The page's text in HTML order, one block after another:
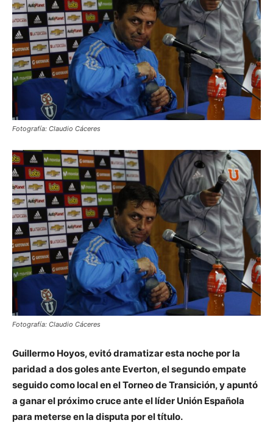
Fotografía: Claudio Cáceres
Fotografía: Claudio Cáceres
Guillermo Hoyos, evitó dramatizar esta noche por la
paridad a dos goles ante Everton, el segundo empate
seguido como local en el Torneo de Transición, y apuntó
a ganar el próximo cruce ante el líder Unión Española
para meterse en la disputa por el título.